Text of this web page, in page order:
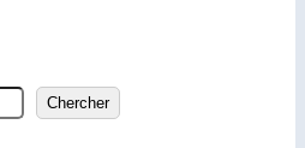
e
Chercher